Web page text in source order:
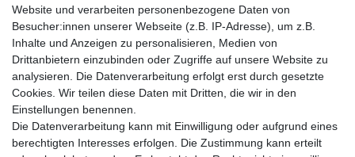
bei der Landbell AG
Zahlungsarten
Vorabüberweisung
Rechnungskauf
Zahlung bei Abholung
PayPal (inkl. Kreditkarten)
Website und verarbeiten personenbezogene Daten von
Besucher:innen unserer Webseite (z.B. IP-Adresse), um z.B.
Inhalte und Anzeigen zu personalisieren, Medien von
Drittanbietern einzubinden oder Zugriffe auf unsere Website zu
analysieren. Die Datenverarbeitung erfolgt erst durch gesetzte
Cookies. Wir teilen diese Daten mit Dritten, die wir in den
Einstellungen benennen.
Die Datenverarbeitung kann mit Einwilligung oder aufgrund eines
berechtigten Interesses erfolgen. Die Zustimmung kann erteilt